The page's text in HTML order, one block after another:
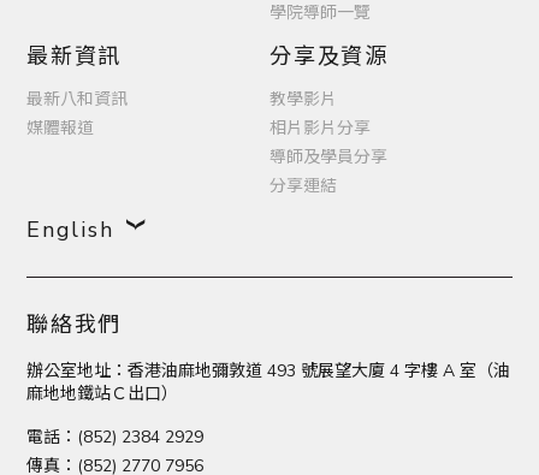
學院導師一覽
最新資訊
最新八和資訊
媒體報道
分享及資源
教學影片
相片影片分享
導師及學員分享
分享連結
English
聯絡我們
辦公室地址：香港油麻地彌敦道 493 號展望大廈 4 字樓 A 室（油
麻地地鐵站Ｃ出口）
電話：(852) 2384 2929
傳真：(852) 2770 7956